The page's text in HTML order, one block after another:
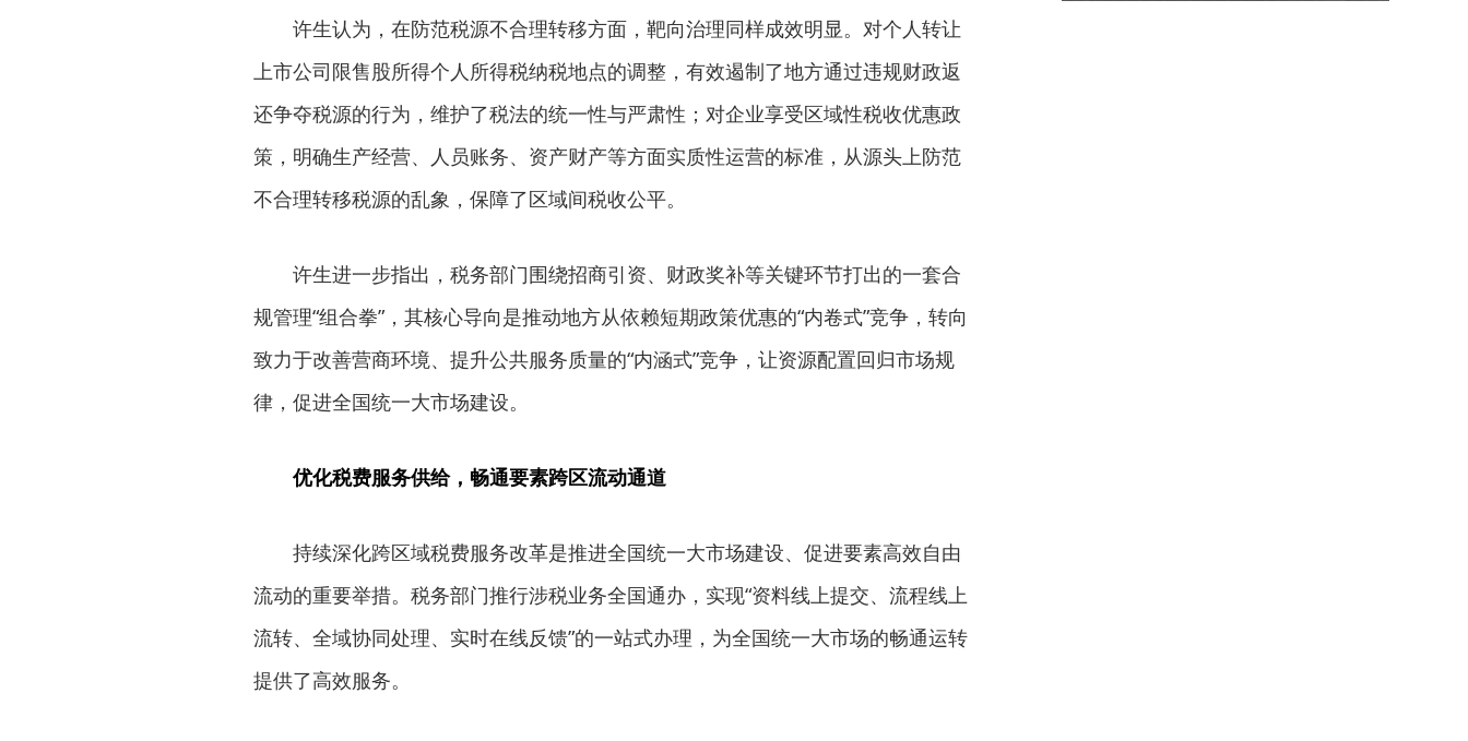
许生认为，在防范税源不合理转移方面，靶向治理同样成效明显。对个人转让
上市公司限售股所得个人所得税纳税地点的调整，有效遏制了地方通过违规财政返
还争夺税源的行为，维护了税法的统一性与严肃性；对企业享受区域性税收优惠政
策，明确生产经营、人员账务、资产财产等方面实质性运营的标准，从源头上防范
不合理转移税源的乱象，保障了区域间税收公平。
许生进一步指出，税务部门围绕招商引资、财政奖补等关键环节打出的一套合
规管理“组合拳”，其核心导向是推动地方从依赖短期政策优惠的“内卷式”竞争，转向
致力于改善营商环境、提升公共服务质量的“内涵式”竞争，让资源配置回归市场规
律，促进全国统一大市场建设。
优化税费服务供给，畅通要素跨区流动通道
持续深化跨区域税费服务改革是推进全国统一大市场建设、促进要素高效自由
流动的重要举措。税务部门推行涉税业务全国通办，实现“资料线上提交、流程线上
流转、全域协同处理、实时在线反馈”的一站式办理，为全国统一大市场的畅通运转
提供了高效服务。